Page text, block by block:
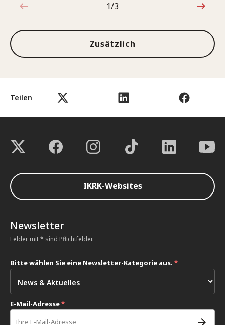
Teilen
1von3
1/3
Zusätzlich
IKRK-Websites
Newsletter
Felder mit * sind Pflichtfelder.
Bitte wählen Sie eine Newsletter-Kategorie aus. *
E-Mail-Adresse*